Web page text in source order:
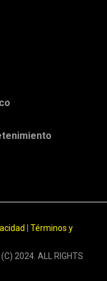
Términos y
2024. ALL RIGHTS